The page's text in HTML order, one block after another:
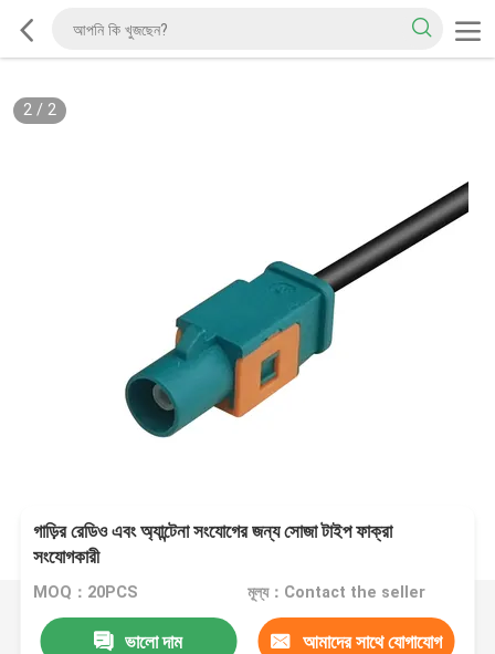
2/ 2
গাড়ির রেডিও এবং অ্যান্টেনা সংযোগের জন্য সোজা টাইপ ফাক্রা
সংযোগকারী
MOQ：20PCS মূল্য：Contact the seller
ভালো দাম আমাদের সাথে যোগাযোগ